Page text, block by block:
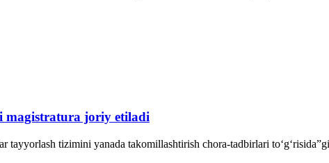
magistratura joriy etiladi
tayyorlash tizimini yanada takomillashtirish chora-tadbirlari